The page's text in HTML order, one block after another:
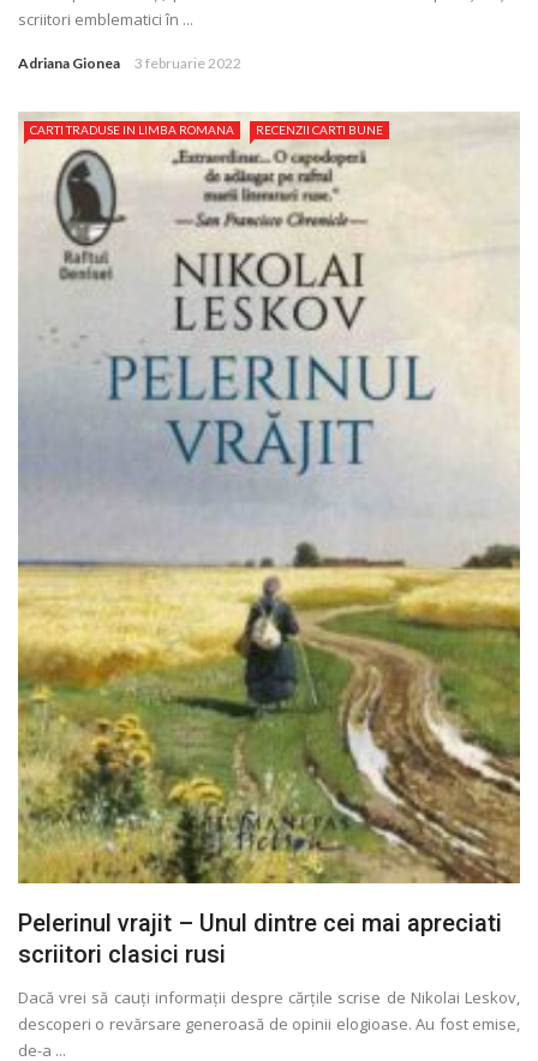
scriitori emblematici în ...
Adriana Gionea 3 februarie 2022
CARTI TRADUSE IN LIMBA ROMANA RECENZII CARTI BUNE
Pelerinul vrajit – Unul dintre cei mai apreciati
scriitori clasici rusi
Dacă vrei să cauţi informaţii despre cărţile scrise de Nikolai Leskov,
descoperi o revărsare generoasă de opinii elogioase. Au fost emise,
de-a ...